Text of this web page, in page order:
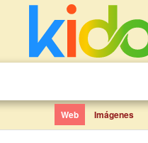
Web Imágenes